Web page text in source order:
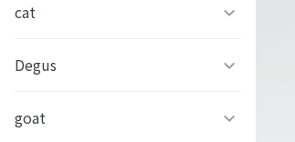
RAP Battle-
うたた往時のなつかしや
銀魂シリーズ
蒼き鋼のアルペジオ ‐アル
#今日のパンダ
かえで《もみじの木》
テ期に困惑する
鬼畜英雄
cat
ひのき猫
もふもふペルシャの夢々
Degus
デグーの麦ちゃん
goat